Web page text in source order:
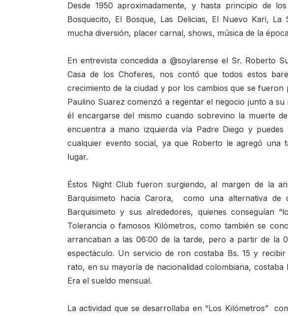
Desde 1950 aproximadamente, y hasta principio de
Bosquecito, El Bosque, Las Delicias, El Nuevo Kari,
mucha diversión, placer carnal, shows, música de la
En entrevista concedida a @soylarense el Sr. Roberto
Casa de los Choferes, nos contó que todos estos
crecimiento de la ciudad y por los cambios que se
Paulino Suarez comenzó a regentar el negocio junto a su
él encargarse del mismo cuando sobrevino la muerte
encuentra a mano izquierda vía Padre Diego y
cualquier evento social, ya que Roberto le agregó una
lugar.
Éstos Night Club fueron surgiendo, al margen de la
Barquisimeto hacia Carora, como una alternativa de
Barquisimeto y sus alrededores, quienes conseguían
Tolerancia o famosos Kilómetros, como también se
arrancaban a las 06:00 de la tarde, pero a partir de la
espectáculo. Un servicio de ron costaba Bs. 15 y
rato, en su mayoría de nacionalidad colombiana,
Era el sueldo mensual.
La actividad que se desarrollaba en “Los Kilómetros”